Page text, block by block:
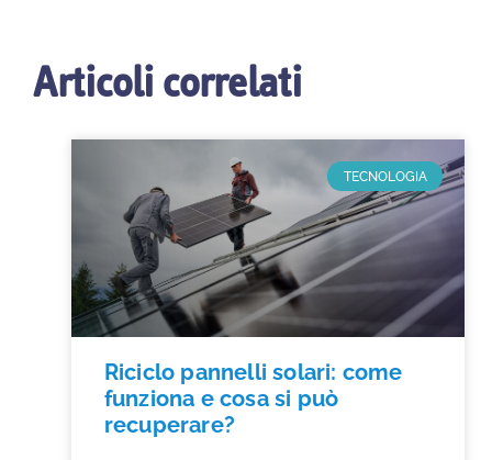
Articoli correlati
TECNOLOGIA
Riciclo pannelli solari: come
funziona e cosa si può
recuperare?